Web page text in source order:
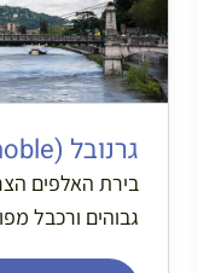
גרנובל (Grenoble)
בירת האלפים
גבוהים ורכבל